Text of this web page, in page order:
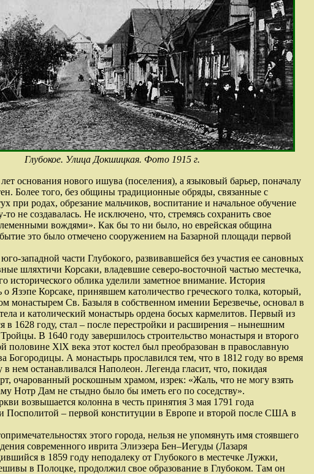
Глубокое. Улица Докшицкая. Фото 1915 г.
основания нового ишува (поселения), а языковый барьер, поначалу
Более того, без общины традиционные обряды, связанные с
родах, обрезание мальчиков, воспитание и начальное обучение
не создавалась. Не исключено, что, стремясь сохранить свое
вождями». Как бы то ни было, но еврейская община
это было отмечено сооружением на Базарной площади первой
западной части Глубокого, развивавшейся без участия ее сановных
шляхтичи Корсаки, владевшие северо-восточной частью местечка,
исторического облика уделили заметное внимание. История
о Язэпе Корсаке, принявшем католичество греческого толка, который,
монастырем Св. Базыля в собственном имении Березвечье, основал в
и католический монастырь ордена босых кармелитов. Первый из
в 1628 году, стал – после перестройки и расширения – нынешним
В 1640 году завершилось строительство монастыря и второго
половине XlX века этот костел был преобразован в православную
Богородицы. А монастырь прославился тем, что в 1812 году во время
нем останавливался Наполеон. Легенда гласит, что, покидая
очарованный роскошным храмом, изрек: «Жаль, что не могу взять
Нотр Дам не стыдно было бы иметь его по соседству».
возвышается колонна в честь принятия 3 мая 1791 года
Посполитой – первой конституции в Европе и второй после США в
этого города, нельзя не упомянуть имя стоявшего
современного иврита Элиэзера Бен–Иегуды (Лазаря
в 1859 году неподалеку от Глубокого в местечке Лужки,
в Полоцке, продолжил свое образование в Глубоком. Там он